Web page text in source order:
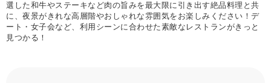
選した和牛やステーキなど肉の旨みを最大限に引き出す絶品料理と共
に、夜景がきれな高層階やおしゃれな雰囲気をお楽しみください！デ
ート・女子会など、利用シーンに合わせた素敵なレストランがきっと
見つかる！